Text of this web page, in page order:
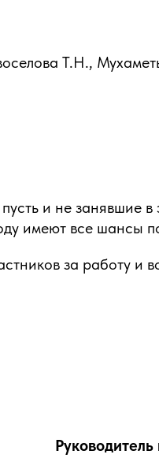
Т.Н.,
и не занявшие
имеют все шансы
за работу